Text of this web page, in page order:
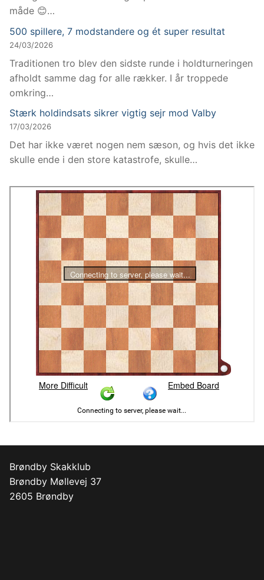
måde 😊…
500 spillere, 7 modstandere og ét super resultat
24/03/2026
Traditionen tro blev den sidste runde i holdturneringen
afholdt samme dag for alle rækker. I år troppede
omkring…
Stærk holdindsats sikrer vigtig sejr mod Valby
17/03/2026
Det har ikke været nogen nem sæson, og hvis det ikke
skulle ende i den store katastrofe, skulle…
Brøndby Skakklub
Brøndby Møllevej 37
2605 Brøndby